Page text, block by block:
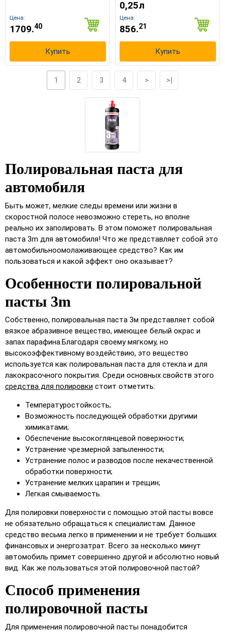
Цена:
1709.40
Купить
0,25л
Цена:
856.21
Купить
1 2 3 4 > >|
Полировальная паста для
автомобиля
Быть может, мелкие следы времени или жизни в
скоростной полосе невозможно стереть, но вполне
реально их заполировать. В этом поможет полировальная
паста 3m для автомобиля! Что же представляет собой это
автомобильноомолаживающее средство? Как им
пользоваться и какой эффект оно оказывает?
Особенности полировальной
пасты 3m
Собственно, полировальная паста 3м представляет собой
вязкое абразивное вещество, имеющее белый окрас и
запах парафина.Благодаря своему мягкому, но
высокоэффективному воздействию, это вещество
используется как полировальная паста для стекла и для
лакокрасочного покрытия. Среди основных свойств этого
средства для полировки стоит отметить:
Температуростойкость;
Возможность последующей обработки другими
химикатами;
Обеспечение высокоглянцевой поверхности;
Устранение чрезмерной запыленности;
Устранение полос и разводов после некачественной
обработки поверхности;
Устранение мелких царапин и трещин;
Легкая смываемость.
Для полировки поверхности с помощью этой пасты вовсе
не обязательно обращаться к специалистам. Данное
средство весьма легко в применении и не требует больших
финансовых и энергозатрат. Всего за несколько минут
автомобиль примет совершенно другой и абсолютно новый
вид. Как же пользоваться этой полировочной пастой?
Способ применения
полировочной пасты
Для применения полировочной пасты понадобится